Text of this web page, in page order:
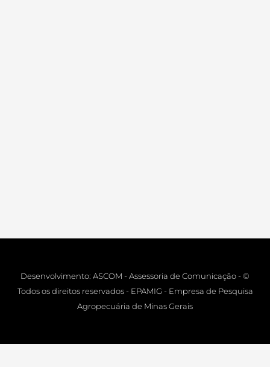
Desenvolvimento: ASCOM - Assessoria de Comunicação - ©
Todos os direitos reservados - EPAMIG - Empresa de Pesquisa
Agropecuária de Minas Gerais